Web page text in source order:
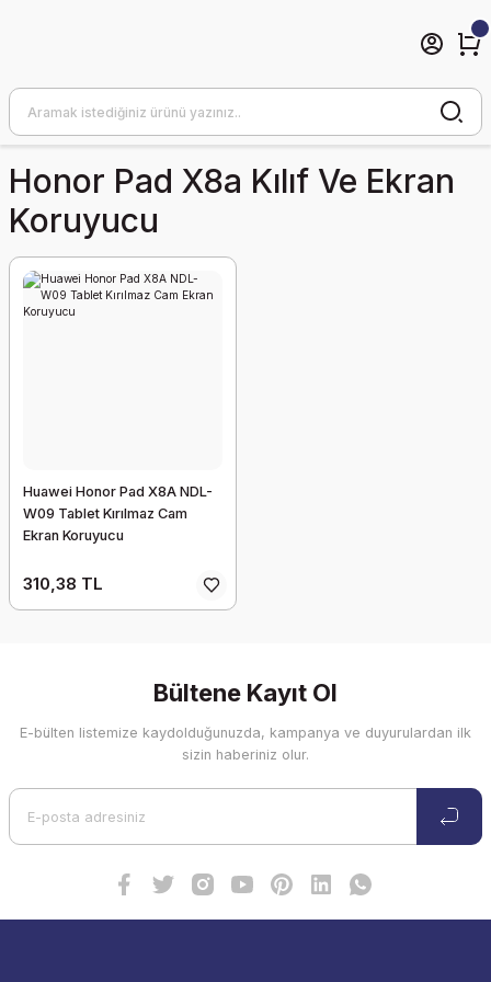
Honor Pad X8a Kılıf Ve Ekran
Koruyucu
Huawei Honor Pad X8A NDL-
W09 Tablet Kırılmaz Cam
Ekran Koruyucu
310,38 TL
Bültene Kayıt Ol
E-bülten listemize kaydolduğunuzda, kampanya ve duyurulardan ilk
sizin haberiniz olur.